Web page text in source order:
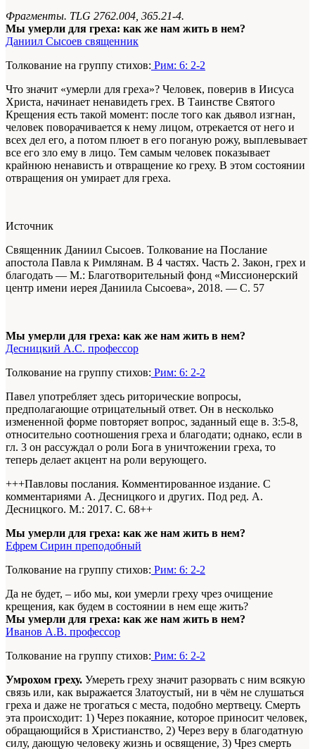
Фрагменты. TLG 2762.004, 365.21-4.
Мы умерли для греха: как же нам жить в нем?
Даниил Сысоев священник
Толкование на группу стихов: Рим: 6: 2-2
Что значит «умерли для греха»? Человек, поверив в Иисуса
Христа, начинает ненавидеть грех. В Таинстве Святого
Крещения есть такой момент: после того как дьявол изгнан,
человек поворачивается к нему лицом, отрекается от него и
всех дел его, а потом плюет в его поганую рожу, выплевывает
все его зло ему в лицо. Тем самым человек показывает
крайнюю ненависть и отвращение ко греху. В этом состоянии
отвращения он умирает для греха.
Источник
Священник Даниил Сысоев. Толкование на Послание
апостола Павла к Римлянам. В 4 частях. Часть 2. Закон, грех и
благодать — М.: Благотворительный фонд «Миссионерский
центр имени иерея Даниила Сысоева», 2018. — С. 57
Мы умерли для греха: как же нам жить в нем?
Десницкий А.С. профессор
Толкование на группу стихов: Рим: 6: 2-2
Павел употребляет здесь риторические вопросы,
предполагающие отрицательный ответ. Он в несколько
измененной форме повторяет вопрос, заданный еще в. 3:5-8,
относительно соотношения греха и благодати; однако, если в
гл. 3 он рассуждал о роли Бога в уничтожении греха, то
теперь делает акцент на роли верующего.
+++Павловы послания. Комментированное издание. С
комментариями А. Десницкого и других. Под ред. А.
Десницкого. М.: 2017. С. 68++
Мы умерли для греха: как же нам жить в нем?
Ефрем Сирин преподобный
Толкование на группу стихов: Рим: 6: 2-2
Да не будет, – ибо мы, кои умерли греху чрез очищение
крещения, как будем в состоянии в нем еще жить?
Мы умерли для греха: как же нам жить в нем?
Иванов А.В. профессор
Толкование на группу стихов: Рим: 6: 2-2
Умрохом греху. Умереть греху значит разорвать с ним всякую
связь или, как выражается Златоустый, ни в чём не слушаться
греха и даже не трогаться с места, подобно мертвецу. Смерть
эта происходит: 1) Через покаяние, которое приносит человек,
обращающийся в Христианство, 2) Через веру в благодатную
силу, дающую человеку жизнь и освящение, 3) Чрез смерть